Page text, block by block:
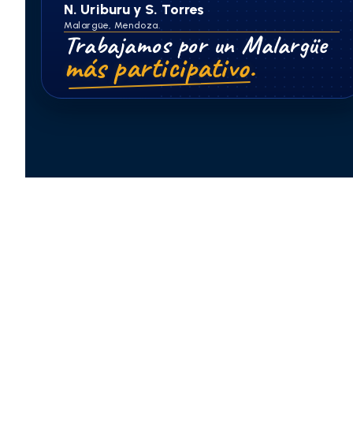
N. Uriburu y S. Torres
Malargüe, Mendoza.
Trabajamos por un Malargüe
más participativo.